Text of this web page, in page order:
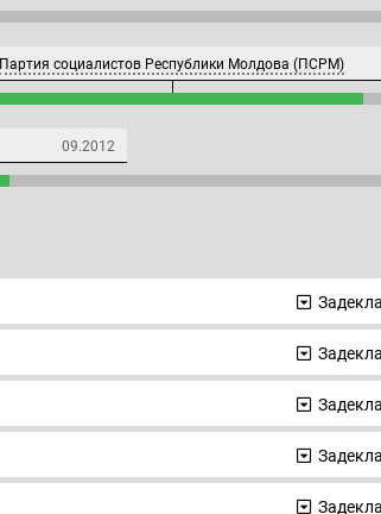
Партия социалистов Республики Молдова (ПСРМ)
09.2012